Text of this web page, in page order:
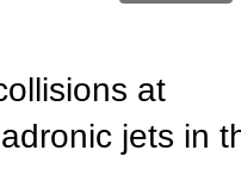
at
jets in